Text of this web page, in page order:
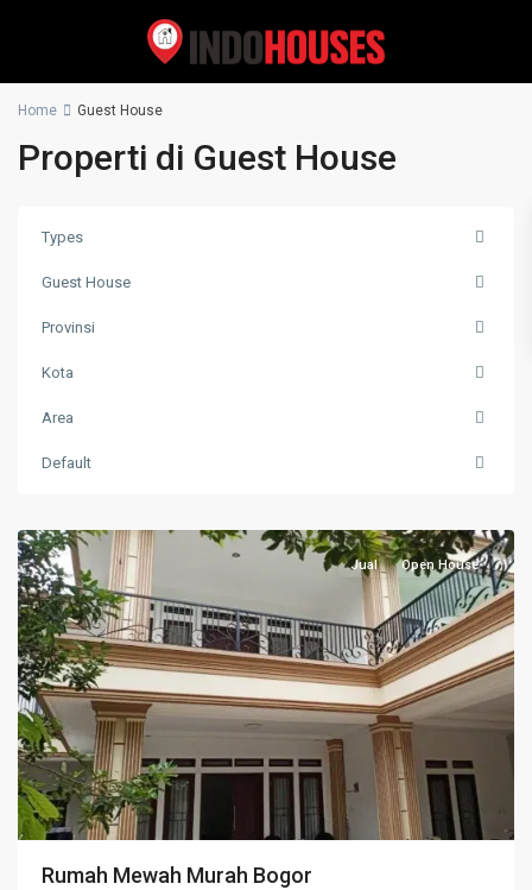
Home Guest House
Properti di Guest House
Types
Guest House
Provinsi
Kota
Area
Default
Jual Open House
Rumah Mewah Murah Bogor